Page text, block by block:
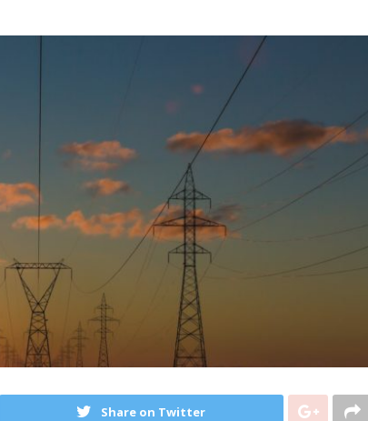
Share on Twitter